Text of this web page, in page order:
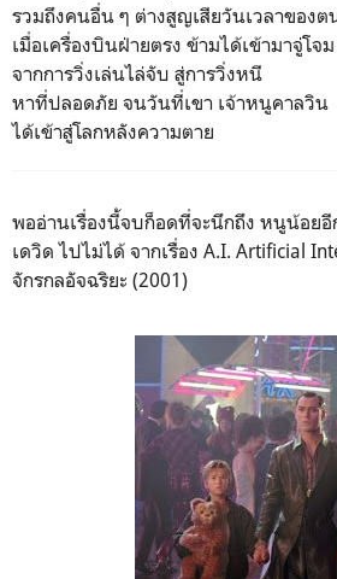
รวมถึงคนอื่น ๆ ต่างสูญเสียวันเวลาของต
เมื่อเครื่องบินฝ่ายตรง ข้ามได้เข้ามาจู่โจม
จากการวิ่งเล่นไล่จับ สู่การวิ่งหนี
หาที่ปลอดภัย จนวันที่เขา เจ้าหนูคาลวิน
ได้เข้าสู่โลกหลังความตาย
พออ่านเรื่องนี้จบก็อดที่จะนึกถึง หนูน้อยอี
เดวิด ไปไม่ได้ จากเรื่อง A.I. Artificial
จักรกลอัจฉริยะ (2001)